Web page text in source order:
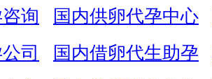
询
国内供卵代孕中心
司
国内借卵代生助孕